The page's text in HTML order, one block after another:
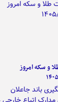
و سکه امروز
۱۷